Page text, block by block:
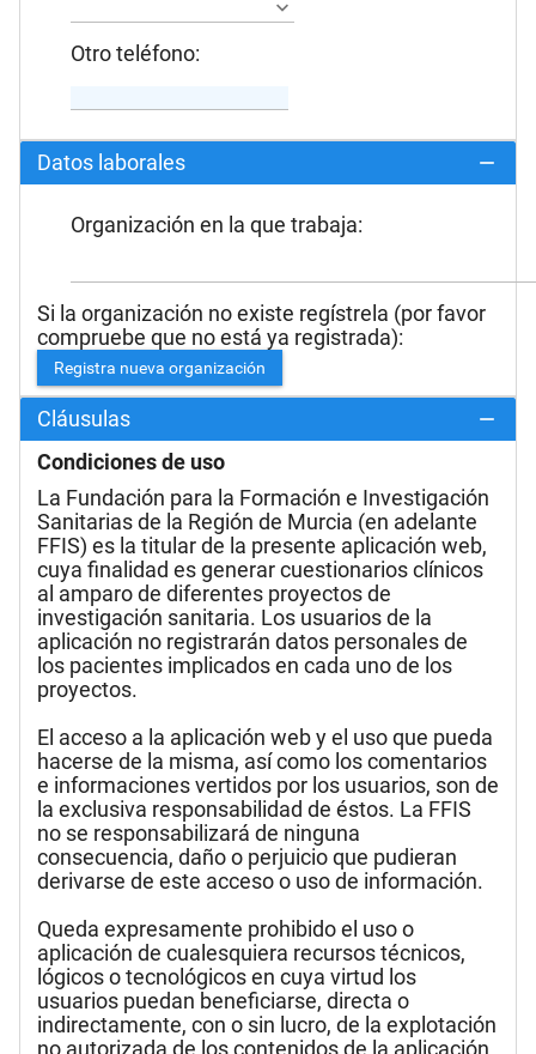
Otro teléfono:
Datos laborales
Organización en la que trabaja:
Si la organización no existe regístrela (por favor
compruebe que no está ya registrada):
Registra nueva organización
Cláusulas
Condiciones de uso
La Fundación para la Formación e Investigación
Sanitarias de la Región de Murcia (en adelante
FFIS) es la titular de la presente aplicación web,
cuya finalidad es generar cuestionarios clínicos
al amparo de diferentes proyectos de
investigación sanitaria. Los usuarios de la
aplicación no registrarán datos personales de
los pacientes implicados en cada uno de los
proyectos.
El acceso a la aplicación web y el uso que pueda
hacerse de la misma, así como los comentarios
e informaciones vertidos por los usuarios, son de
la exclusiva responsabilidad de éstos. La FFIS
no se responsabilizará de ninguna
consecuencia, daño o perjuicio que pudieran
derivarse de este acceso o uso de información.
Queda expresamente prohibido el uso o
aplicación de cualesquiera recursos técnicos,
lógicos o tecnológicos en cuya virtud los
usuarios puedan beneficiarse, directa o
indirectamente, con o sin lucro, de la explotación
no autorizada de los contenidos de la aplicación